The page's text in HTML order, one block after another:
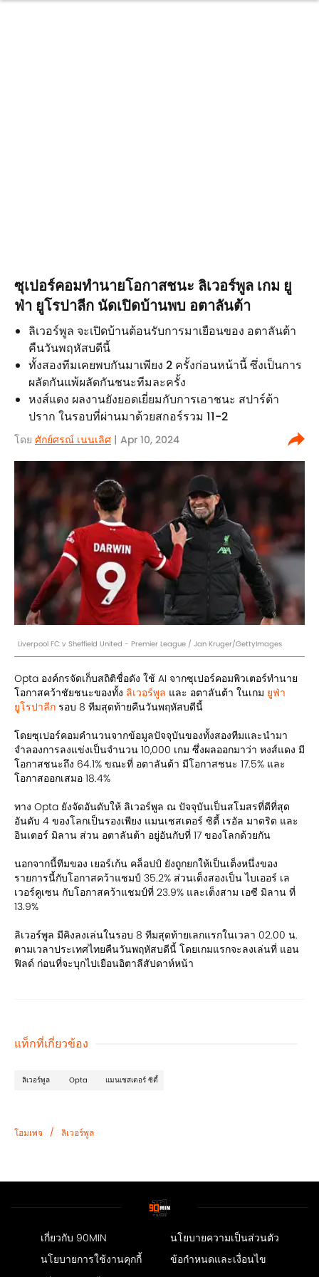
ซุเปอร์คอมทำนายโอกาสชนะ ลิเวอร์พูล เกม ยู
ฟ่า ยูโรปาลีก นัดเปิดบ้านพบ อตาลันต้า
ลิเวอร์พูล จะเปิดบ้านต้อนรับการมาเยือนของ อตาลันต้า
คืนวันพฤหัสบดีนี้
ทั้งสองทีมเคยพบกันมาเพียง 2 ครั้งก่อนหน้านี้ ซึ่งเป็นการ
ผลัดกันแพ้ผลัดกันชนะทีมละครั้ง
หงส์แดง ผลงานยังยอดเยี่ยมกับการเอาชนะ สปาร์ต้า
ปราก ในรอบที่ผ่านมาด้วยสกอร์รวม 11-2
โดย ศักย์ศรณ์ เนนเลิศ | Apr 10, 2024
Liverpool FC v Sheffield United - Premier League / Jan Kruger/GettyImages
Opta องค์กรจัดเก็บสถิติชื่อดัง ใช้ AI จากซุเปอร์คอมพิวเตอร์ทำนาย
โอกาสคว้าชัยชนะของทั้ง ลิเวอร์พูล และ อตาลันต้า ในเกม ยูฟ่า
ยูโรปาลีก รอบ 8 ทีมสุดท้ายคืนวันพฤหัสบดีนี้
โดยซุเปอร์คอมคำนวนจากข้อมูลปัจจุบันของทั้งสองทีมและนำมา
จำลองการลงแข่งเป็นจำนวน 10,000 เกม ซึ่งผลออกมาว่า หงส์แดง มี
โอกาสชนะถึง 64.1% ขณะที่ อตาลันต้า มีโอกาสชนะ 17.5% และ
โอกาสออกเสมอ 18.4%
ทาง Opta ยังจัดอันดับให้ ลิเวอร์พูล ณ ปัจจุบันเป็นสโมสรที่ดีที่สุด
อันดับ 4 ของโลกเป็นรองเพียง แมนเชสเตอร์ ซิตี้ เรอัล มาดริด และ
อินเตอร์ มิลาน ส่วน อตาลันต้า อยู่อันกับที่ 17 ของโลกด้วยกัน
นอกจากนี้ทีมของ เยอร์เก้น คล็อปป์ ยังถูกยกให้เป็นเต็งหนึ่งของ
รายการนี้กับโอกาสคว้าแชมป์ 35.2% ส่วนเต็งสองเป็น ไบเออร์ เล
เวอร์คูเซน กับโอกาสคว้าแชมป์ที่ 23.9% และเต็งสาม เอซี มิลาน ที่
13.9%
ลิเวอร์พูล มีคิงลงเล่นในรอบ 8 ทีมสุดท้ายเลกแรกในเวลา 02.00 น.
ตามเวลาประเทศไทยคืนวันพฤหัสบดีนี้ โดยเกมแรกจะลงเล่นที่ แอน
ฟิลด์ ก่อนที่จะบุกไปเยือนอิตาลีสัปดาห์หน้า
แท็กที่เกี่ยวข้อง
ลิเวอร์พูล Opta แมนเชสเตอร์ ซิตี้
โฮมเพจ / ลิเวอร์พูล
เกี่ยวกับ 90MIN
นโยบายความเป็นส่วนตัว
นโยบายการใช้งานคุกกี้
ข้อกำหนดและเงื่อนไข